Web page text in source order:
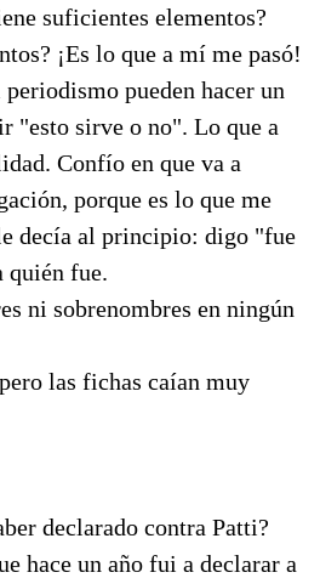
suficientes elementos?
¡Es lo que a mí me pasó!
pueden hacer un
"esto sirve o no". Lo que a
Confío en que va a
porque es lo que me
decía al principio: digo "fue
quién fue.
ni sobrenombres en ningún
las fichas caían muy
declarado contra Patti?
hace un año fui a declarar a